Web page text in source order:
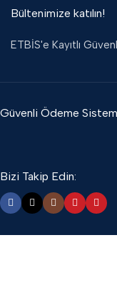
Bültenimize katılın!
ETBİS'e Kayıtlı
Güvenli Ödeme
Bizi Takip Edin: